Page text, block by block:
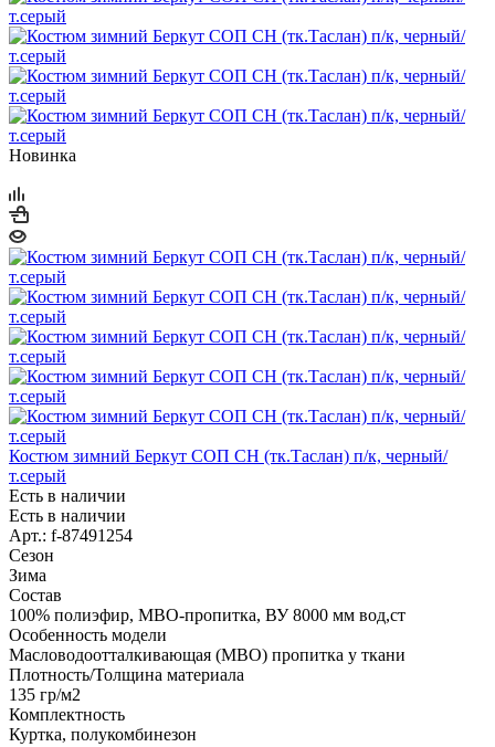
Новинка
Костюм зимний Беркут СОП CH (тк.Таслан) п/к, черный/
т.серый
Есть в наличии
Есть в наличии
Арт.: f-87491254
Сезон
Зима
Состав
100% полиэфир, МВО-пропитка, ВУ 8000 мм вод,ст
Особенность модели
Масловодоотталкивающая (МВО) пропитка у ткани
Плотность/Толщина материала
135 гр/м2
Комплектность
Куртка, полукомбинезон